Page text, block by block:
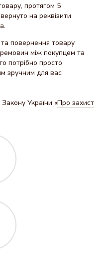
протягом 5
на реквізити
повернення товару
між покупцем та
потрібно просто
зручним для вас
України «Про захист